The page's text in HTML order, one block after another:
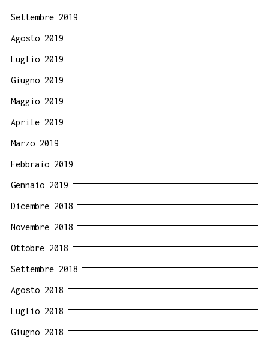
Settembre 2019
Agosto 2019
Luglio 2019
Giugno 2019
Maggio 2019
Aprile 2019
Marzo 2019
Febbraio 2019
Gennaio 2019
Dicembre 2018
Novembre 2018
Ottobre 2018
Settembre 2018
Agosto 2018
Luglio 2018
Giugno 2018